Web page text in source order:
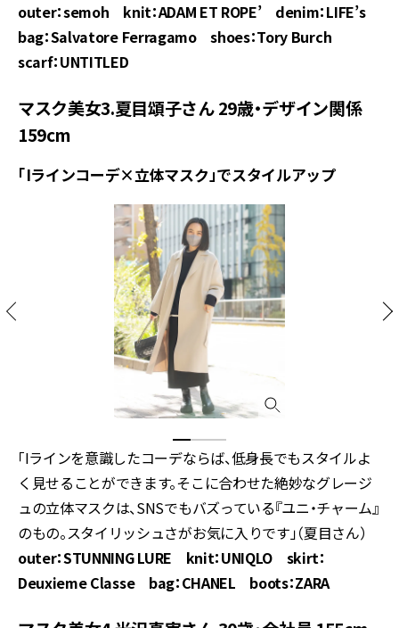
outer：semoh knit：ADAM ET ROPE’ denim：LIFE’s
bag：Salvatore Ferragamo shoes：Tory Burch
scarf：UNTITLED
マスク美女3.夏目頌子さん 29歳・デザイン関係
159cm
「Iラインコーデ×立体マスク」でスタイルアップ
「Iラインを意識したコーデならば、低身長でもスタイルよ
く見せることができます。そこに合わせた絶妙なグレージ
ュの立体マスクは、SNSでもバズっている『ユニ・チャーム』
のもの。スタイリッシュさがお気に入りです」（夏目さん）
outer：STUNNING LURE knit：UNIQLO skirt：
Deuxieme Classe bag：CHANEL boots：ZARA